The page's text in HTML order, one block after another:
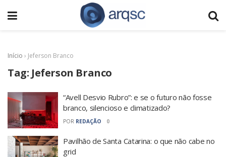
Início › Jeferson Branco
Tag: Jeferson Branco
“Avell Desvio Rubro”: e se o futuro não fosse
branco, silencioso e climatizado?
POR REDAÇÃO 0
Pavilhão de Santa Catarina: o que não cabe no
grid